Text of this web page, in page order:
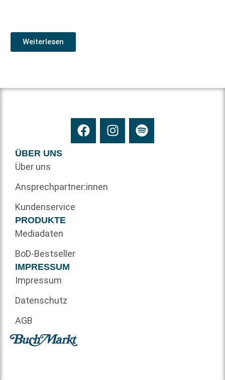
Weiterlesen
ÜBER UNS
Über uns
Ansprechpartner:innen
Kundenservice
PRODUKTE
Mediadaten
BoD-Bestseller
IMPRESSUM
Impressum
Datenschutz
AGB